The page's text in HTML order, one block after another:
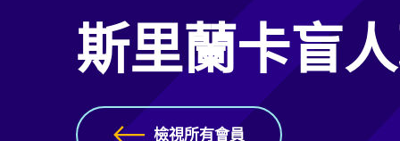
斯里蘭卡盲
檢視所有會員